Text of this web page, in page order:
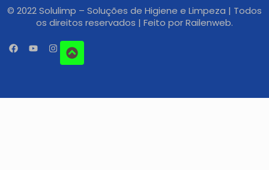
© 2022 Solulimp – Soluções de Higiene e Limpeza | Todos
os direitos reservados | Feito porRailenweb.